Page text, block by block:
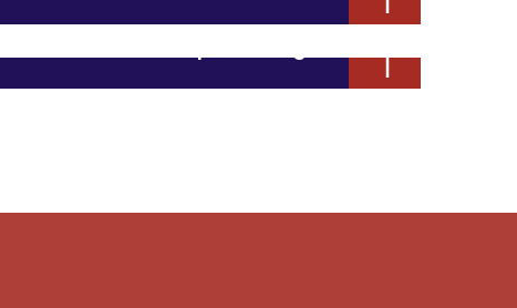
en milieux sensibles à la pelle araignée